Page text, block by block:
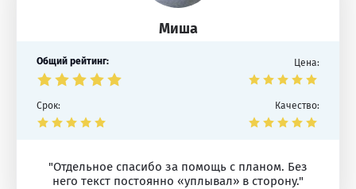
Миша
Общий рейтинг: Цена:
Срок: Качество:
"Отдельное спасибо за помощь с планом. Без
него текст постоянно «уплывал» в сторону."